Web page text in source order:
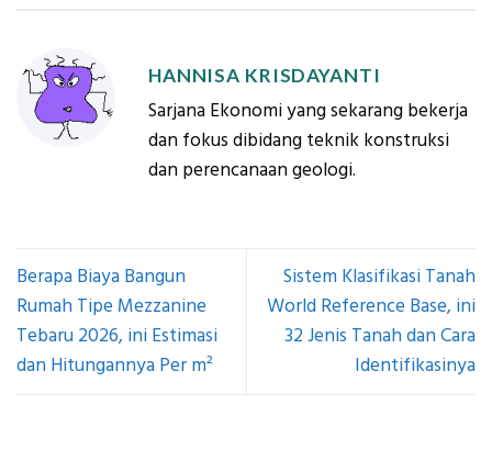
HANNISA KRISDAYANTI
Sarjana Ekonomi yang sekarang bekerja
dan fokus dibidang teknik konstruksi
dan perencanaan geologi.
Berapa Biaya Bangun
Rumah Tipe Mezzanine
Tebaru 2026, ini Estimasi
dan Hitungannya Per m²
Sistem Klasifikasi Tanah
World Reference Base, ini
32 Jenis Tanah dan Cara
Identifikasinya